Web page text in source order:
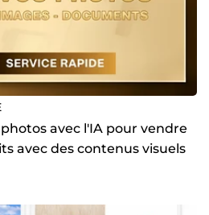
avec l'IA pour vendre
avec des contenus visuels